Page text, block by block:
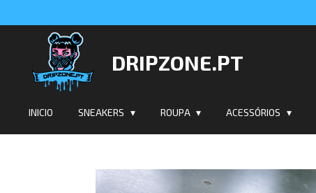
conteúdo
principal
DRIPZONE.PT
INICIO SNEAKERS ROUPA ACESSÓRIOS